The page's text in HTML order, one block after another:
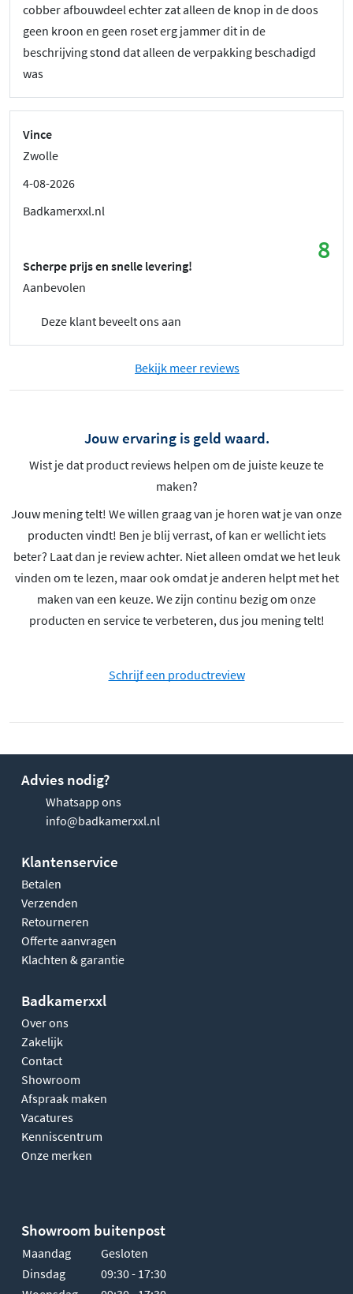
cobber afbouwdeel echter zat alleen de knop in de doos
geen kroon en geen roset erg jammer dit in de
beschrijving stond dat alleen de verpakking beschadigd
was
Vince
Zwolle
4-08-2026
Badkamerxxl.nl
8
Scherpe prijs en snelle levering!
Aanbevolen
Deze klant beveelt ons aan
Bekijk meer reviews
Jouw ervaring is geld waard.
Wist je dat product reviews helpen om de juiste keuze te
maken?
Jouw mening telt! We willen graag van je horen wat je van onze
producten vindt! Ben je blij verrast, of kan er wellicht iets
beter? Laat dan je review achter. Niet alleen omdat we het leuk
vinden om te lezen, maar ook omdat je anderen helpt met het
maken van een keuze. We zijn continu bezig om onze
producten en service te verbeteren, dus jou mening telt!
Schrijf een productreview
Advies nodig?
Whatsapp ons
info@badkamerxxl.nl
Klantenservice
Betalen
Verzenden
Retourneren
Offerte aanvragen
Klachten & garantie
Badkamerxxl
Over ons
Zakelijk
Contact
Showroom
Afspraak maken
Vacatures
Kenniscentrum
Onze merken
Showroom buitenpost
Maandag
Gesloten
Dinsdag
09:30 - 17:30